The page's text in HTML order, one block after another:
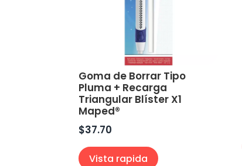
Goma de Borrar Tipo
Pluma + Recarga
Triangular Blíster X1
Maped®
$37.70
Vista rapida